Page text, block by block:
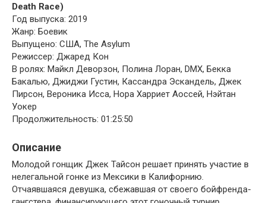
Death Race)
Год выпуска: 2019
Жанр: Боевик
Выпущено: США, The Asylum
Режиссер: Джаред Кон
В ролях: Майкл Деворзон, Полина Лоран, DMX, Бекка
Бакалью, Джиджи Густин, Кассандра Эскандель, Джек
Пирсон, Вероника Исса, Нора Харриет Аоссей, Нэйтан
Уокер
Продолжительность: 01:25:50
Описание
Молодой гонщик Джек Тайсон решает принять участие в
нелегальной гонке из Мексики в Калифорнию.
Отчаявшаяся девушка, сбежавшая от своего бойфренда-